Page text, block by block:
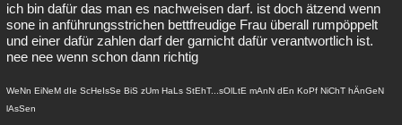
ich bin dafür das man es nachweisen darf. ist doch ätzend wenn
sone in anführungsstrichen bettfreudige Frau überall rumpöppelt
und einer dafür zahlen darf der garnicht dafür verantwortlich ist.
nee nee wenn schon dann richtig
WeNn EiNeM dIe ScHeIsSe BiS zUm HaLs StEhT...sOlLtE mAnN dEn KoPf NiChT hÄnGeN
lAsSen